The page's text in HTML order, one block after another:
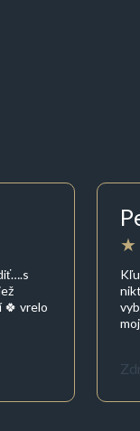
🍀 vrelo